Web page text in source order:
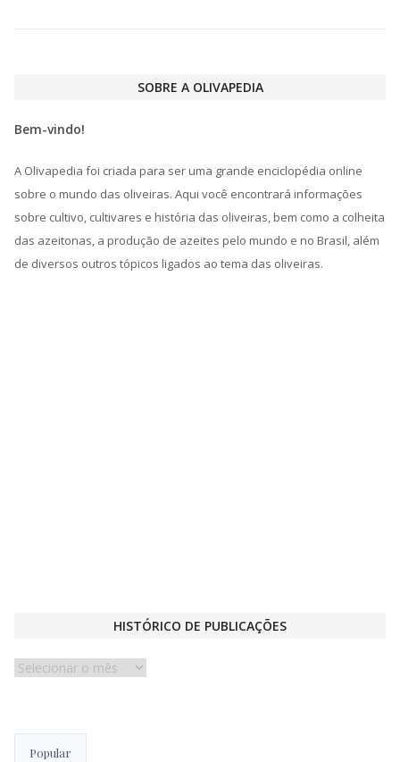
SOBRE A OLIVAPEDIA
Bem-vindo!
A Olivapedia foi criada para ser uma grande enciclopédia online
sobre o mundo das oliveiras. Aqui você encontrará informações
sobre cultivo, cultivares e história das oliveiras, bem como a colheita
das azeitonas, a produção de azeites pelo mundo e no Brasil, além
de diversos outros tópicos ligados ao tema das oliveiras.
HISTÓRICO DE PUBLICAÇÕES
Histórico
Popular